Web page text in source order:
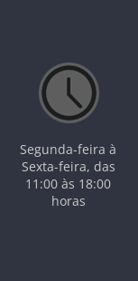
Segunda-feira à
Sexta-feira, das
11:00 às 18:00
horas